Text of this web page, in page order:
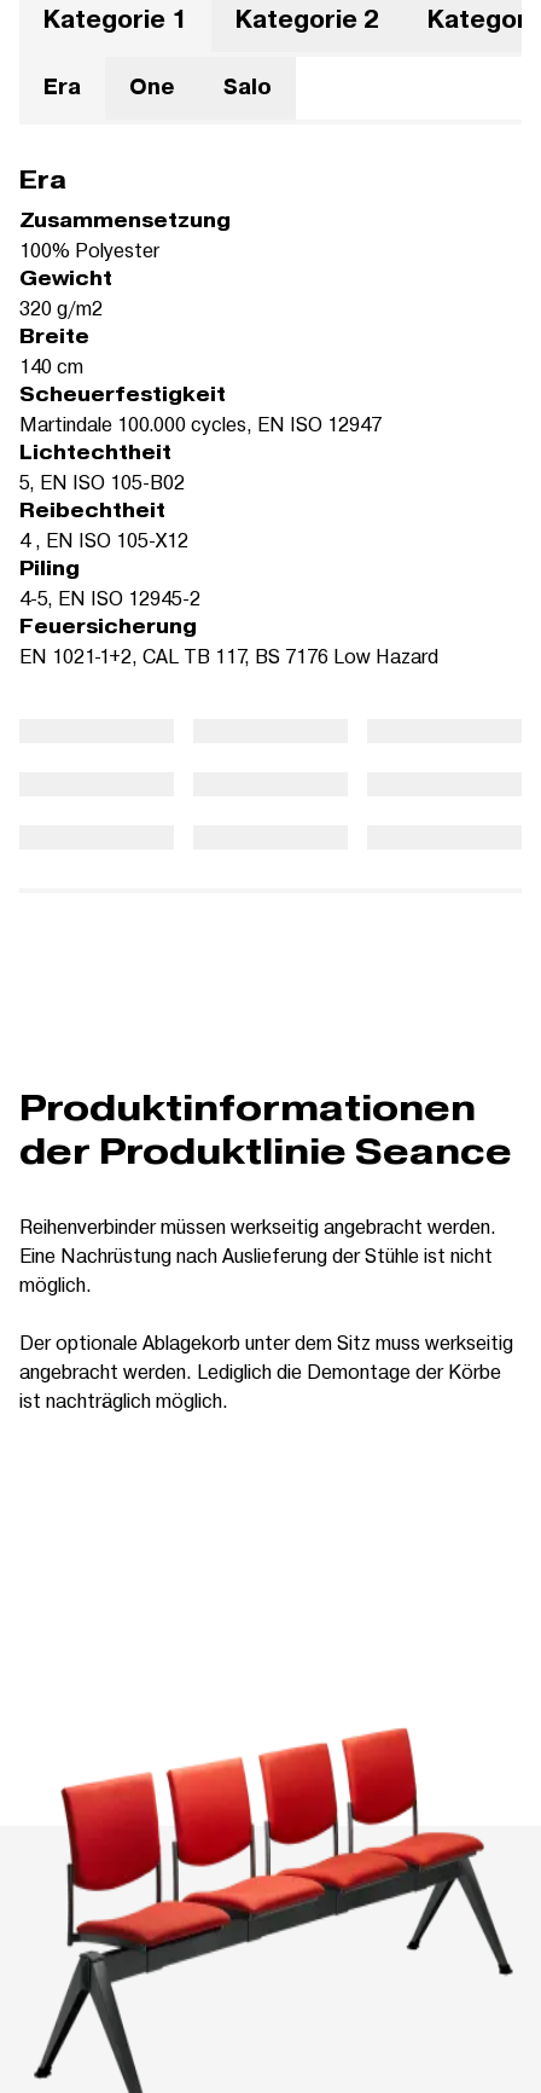
Kategorie 1 Kategorie 2
Era One Salo
Era
Zusammensetzung
100% Polyester
Gewicht
320 g/m2
Breite
140 cm
Scheuerfestigkeit
Martindale 100.000 cycles, EN ISO 12947
Lichtechtheit
5, EN ISO 105-B02
Reibechtheit
4 , EN ISO 105-X12
Piling
4-5, EN ISO 12945-2
Feuersicherung
EN 1021-1+2, CAL TB 117, BS 7176 Low Hazard
Produktinformationen
der Produktlinie Seance
Reihenverbinder müssen werkseitig angebracht werden.
Eine Nachrüstung nach Auslieferung der Stühle ist nicht
möglich.
Der optionale Ablagekorb unter dem Sitz muss werkseitig
angebracht werden. Lediglich die Demontage der Körbe
ist nachträglich möglich.